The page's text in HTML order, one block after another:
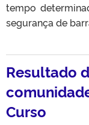
tempo
segurança de
Resultado
Curso